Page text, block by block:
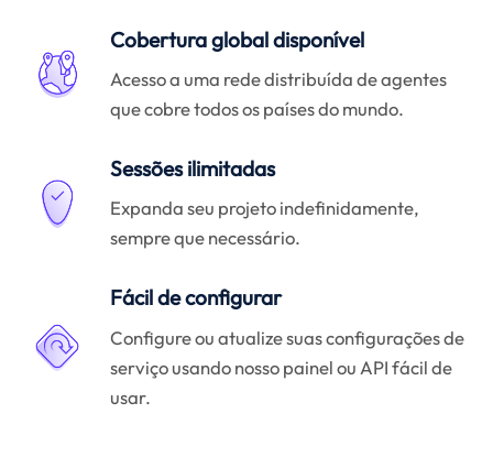
Cobertura global disponível
Acesso a uma rede distribuída de agentes
que cobre todos os países do mundo.
Sessões ilimitadas
Expanda seu projeto indefinidamente,
sempre que necessário.
Fácil de configurar
Configure ou atualize suas configurações de
serviço usando nosso painel ou API fácil de
usar.